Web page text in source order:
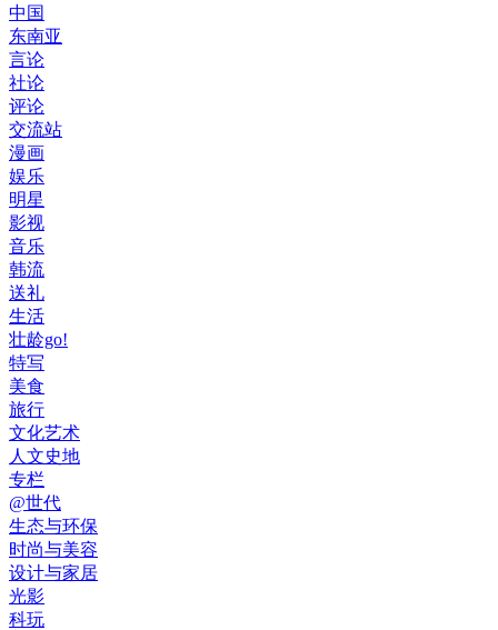
中国
东南亚
言论
社论
评论
交流站
漫画
娱乐
明星
影视
音乐
韩流
送礼
生活
壮龄go!
特写
美食
旅行
文化艺术
人文史地
专栏
@世代
生态与环保
时尚与美容
设计与家居
光影
科玩